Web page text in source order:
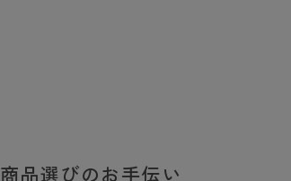
商品選びのお手伝い